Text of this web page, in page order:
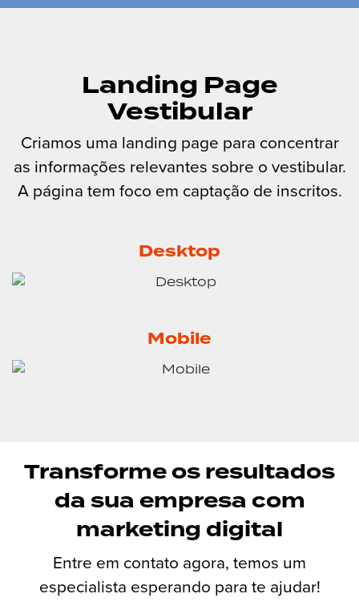
Landing Page
Vestibular
Criamos uma landing page para concentrar
as informações relevantes sobre o vestibular.
A página tem foco em captação de inscritos.
Desktop
Mobile
Transforme os resultados
da sua empresa com
marketing digital
Entre em contato agora, temos um
especialista esperando para te ajudar!